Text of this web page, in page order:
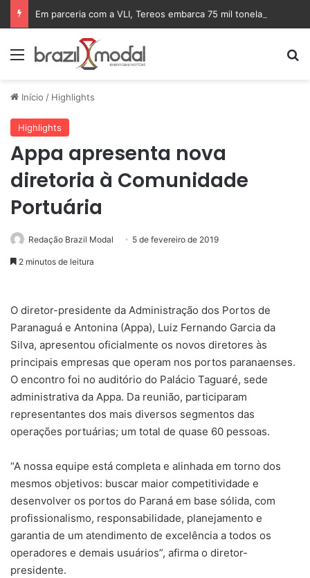
Menu
Início / Highlights
Highlights
Appa apresenta nova
diretoria à Comunidade
Portuária
Redação Brazil Modal 5 de fevereiro de 2019
2 minutos de leitura
O diretor-presidente da Administração dos Portos de
Paranaguá e Antonina (Appa), Luiz Fernando Garcia da
Silva, apresentou oficialmente os novos diretores às
principais empresas que operam nos portos paranaenses.
O encontro foi no auditório do Palácio Taguaré, sede
administrativa da Appa. Da reunião, participaram
representantes dos mais diversos segmentos das
operações portuárias; um total de quase 60 pessoas.
“A nossa equipe está completa e alinhada em torno dos
mesmos objetivos: buscar maior competitividade e
desenvolver os portos do Paraná em base sólida, com
profissionalismo, responsabilidade, planejamento e
garantia de um atendimento de excelência a todos os
operadores e demais usuários”, afirma o diretor-
presidente.